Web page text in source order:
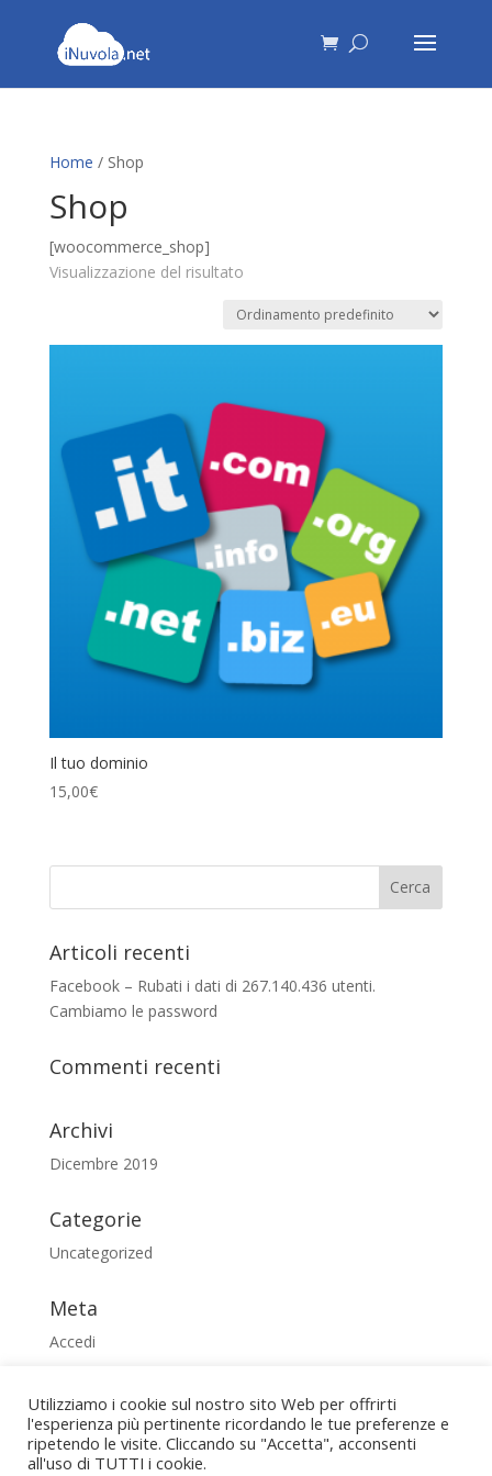
Home / Shop
Shop
[woocommerce_shop]
Visualizzazione del risultato
Il tuo dominio
15,00€
Articoli recenti
Facebook – Rubati i dati di 267.140.436 utenti.
Cambiamo le password
Commenti recenti
Archivi
Dicembre 2019
Categorie
Uncategorized
Meta
Accedi
Feed dei commenti
WordPress.org
Utilizziamo i cookie sul nostro sito Web per offrirti
l'esperienza più pertinente ricordando le tue preferenze e
ripetendo le visite. Cliccando su "Accetta", acconsenti
all'uso di TUTTI i cookie.